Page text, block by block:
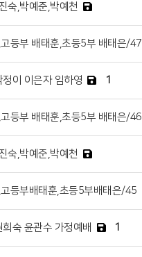
숙,박예준,박예천
등부 배태훈,초등5부 배태은/47
이 이은자 임하영 1
등부 배태훈,초등5부 배태은/46
숙,박예준,박예천
등부배태훈,초등5부배태은/45
숙 윤관수 가정예배 1